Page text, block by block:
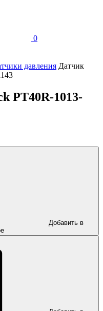
0
давления Датчик
PT40R-1013-
Добавить в